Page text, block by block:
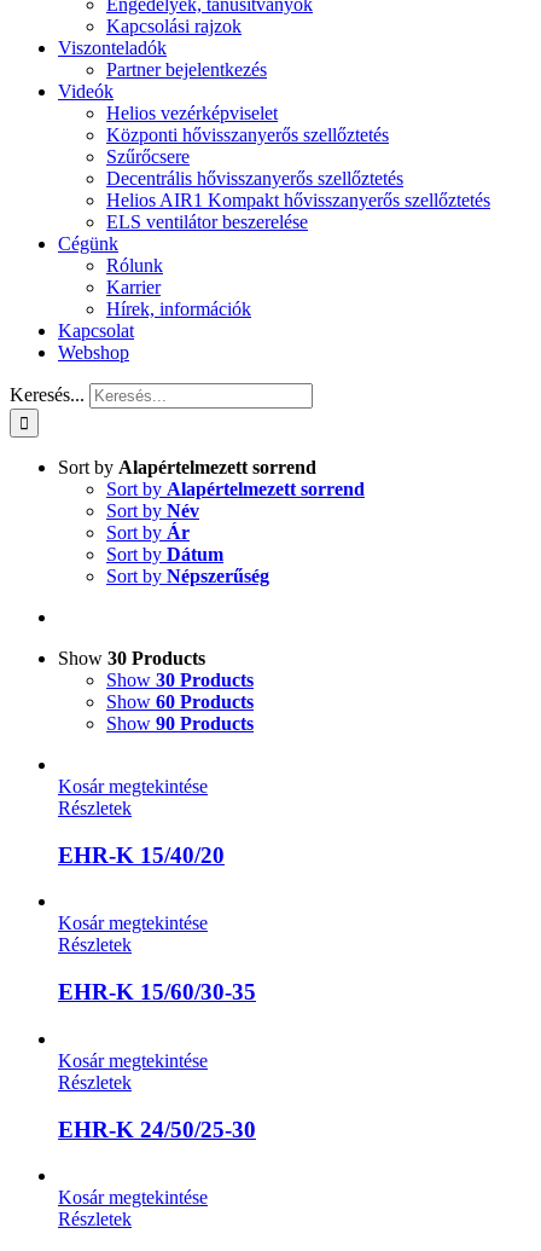
Engedélyek, tanúsítványok
Kapcsolási rajzok
Viszonteladók
Partner bejelentkezés
Videók
Helios vezérképviselet
Központi hővisszanyerős szellőztetés
Szűrőcsere
Decentrális hővisszanyerős szellőztetés
Helios AIR1 Kompakt hővisszanyerős szellőztetés
ELS ventilátor beszerelése
Cégünk
Rólunk
Karrier
Hírek, információk
Kapcsolat
Webshop
Keresés...
Sort by Alapértelmezett sorrend
Sort by Alapértelmezett sorrend
Sort by Név
Sort by Ár
Sort by Dátum
Sort by Népszerűség
Show 30 Products
Show 30 Products
Show 60 Products
Show 90 Products
Kosár megtekintése
Részletek
EHR-K 15/40/20
Kosár megtekintése
Részletek
EHR-K 15/60/30-35
Kosár megtekintése
Részletek
EHR-K 24/50/25-30
Kosár megtekintése
Részletek